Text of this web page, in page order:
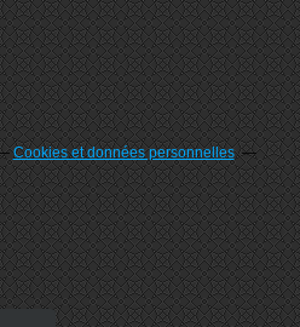
Cookies et données personnelles